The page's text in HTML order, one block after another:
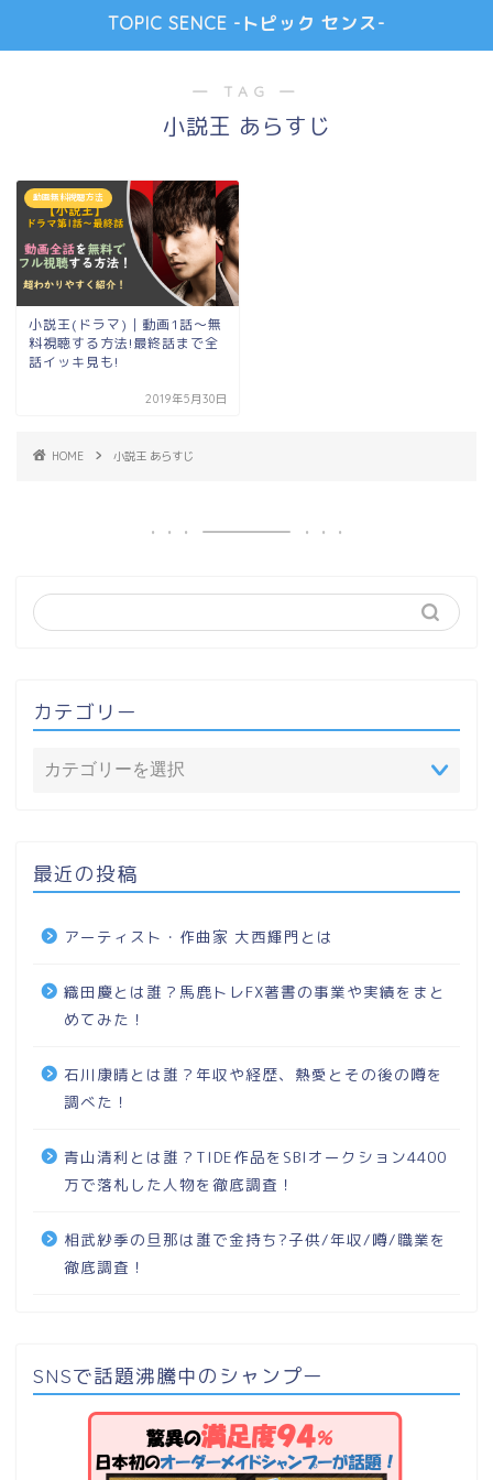
TOPIC SENCE -トピック センス-
― TAG ―
小説王 あらすじ
動画無料視聴方法
小説王(ドラマ)｜動画1話～無
料視聴する方法!最終話まで全
話イッキ見も!
2019年5月30日
HOME 小説王 あらすじ
カテゴリー
最近の投稿
アーティスト・作曲家 大西輝門とは
織田慶とは誰？馬鹿トレFX著書の事業や実績をまと
めてみた！
石川康晴とは誰？年収や経歴、熱愛とその後の噂を
調べた！
青山清利とは誰？TIDE作品をSBIオークション4400
万で落札した人物を徹底調査！
相武紗季の旦那は誰で金持ち?子供/年収/噂/職業を
徹底調査！
SNSで話題沸騰中のシャンプー